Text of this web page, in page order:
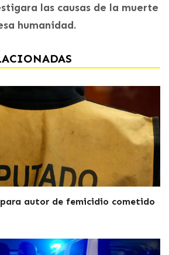
las causas de la muerte
humanidad.
autor de femicidio cometido